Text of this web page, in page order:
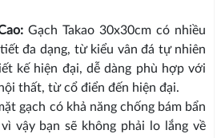
Gạch Takao 30x30cm có nhiều
đa dạng, từ kiểu vân đá tự nhiên
kế hiện đại, dễ dàng phù hợp với
thất, từ cổ điển đến hiện đại.
gạch có khả năng chống bám bẩn
vậy bạn sẽ không phải lo lắng về